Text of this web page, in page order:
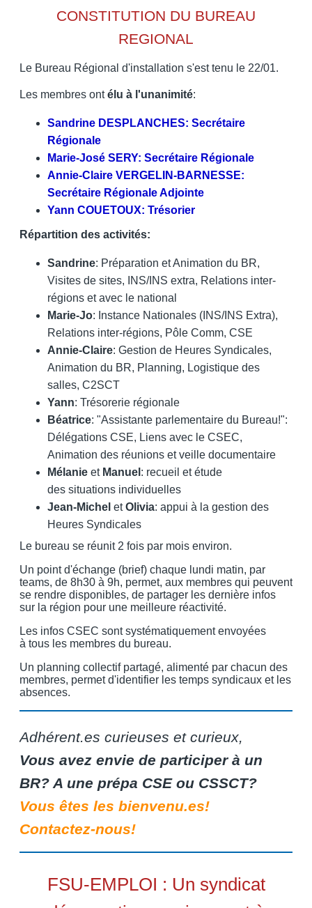
CONSTITUTION DU BUREAU
REGIONAL
Le Bureau Régional d'installation s'est tenu le 22/01.
Les membres ontélu à l'unanimité:
Sandrine DESPLANCHES: Secrétaire
Régionale
Marie-José SERY: Secrétaire Régionale
Annie-Claire VERGELIN-BARNESSE:
Secrétaire Régionale Adjointe
Yann COUETOUX: Trésorier
Répartition des activités:
Sandrine: Préparation et Animation du BR,
Visites de sites, INS/INS extra, Relations inter-
régions et avec le national
Marie-Jo: Instance Nationales (INS/INS Extra),
Relations inter-régions, Pôle Comm, CSE
Annie-Claire: Gestion de Heures Syndicales,
Animation du BR, Planning, Logistique des
salles, C2SCT
Yann: Trésorerie régionale
Béatrice: "Assistante parlementaire du Bureau!":
Délégations CSE, Liens avec le CSEC,
Animation des réunions et veille documentaire
Mélanie et Manuel : recueil et étude
des situations individuelles
Jean-Michel etOlivia: appui à la gestion des
Heures Syndicales
Le bureau se réunit 2 fois par mois environ.
Un point d'échange (brief) chaque lundi matin, par
teams, de 8h30 à 9h, permet, aux membres qui peuvent
se rendre disponibles, de partager les dernière infos
sur la région pour une meilleure réactivité.
Les infos CSEC sont systématiquement envoyées
à tous les membres du bureau.
Un planning collectif partagé, alimenté par chacun des
membres, permet d'identifier les temps syndicaux et les
absences.
Adhérent.es curieuses et curieux,
Vous avez envie de participer à un
BR? A une prépa CSE ou CSSCT?
Vous êtes les bienvenu.es!
Contactez-nous!
FSU-EMPLOI : Un syndicat